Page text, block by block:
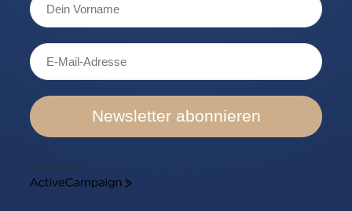
Newsletter abonnieren
Marketing von
ActiveCampaign